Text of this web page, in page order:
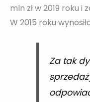
mln zł w 2019 roku i
W 2015 roku
Za tak